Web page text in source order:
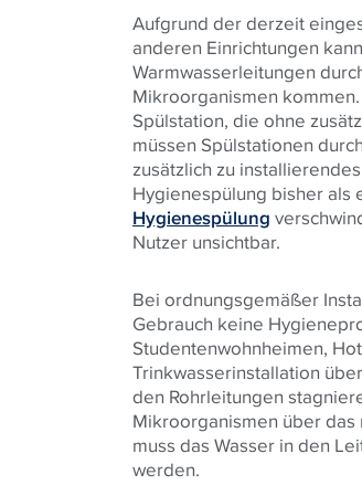
Aufgrund der derzeit
anderen Einrichtungen
Warmwasserleitungen
Mikroorganismen
Spülstation, die ohne
müssen Spülstationen
zusätzlich zu
Hygienespülung bisher
Hygienespülung
Nutzer unsichtbar.
Bei ordnungsgemäßer
Gebrauch keine
Studentenwohnheimen,
Trinkwasserinstallation
den Rohrleitungen
Mikroorganismen über
muss das Wasser in den
werden.